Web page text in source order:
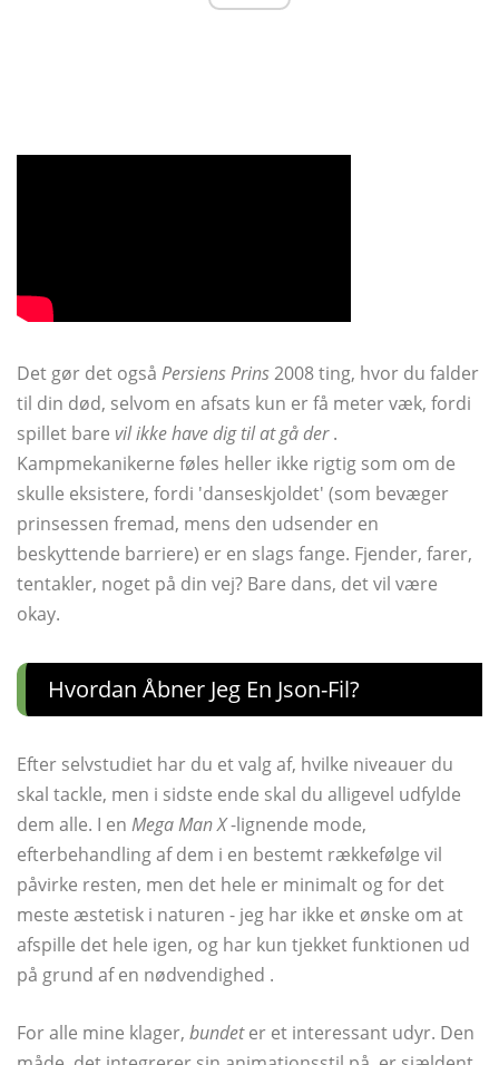
Det gør det også Persiens Prins2008 ting, hvor du falder
til din død, selvom en afsats kun er få meter væk, fordi
spillet bare vil ikke have dig til at gå der.
Kampmekanikerne føles heller ikke rigtig som om de
skulle eksistere, fordi 'danseskjoldet' (som bevæger
prinsessen fremad, mens den udsender en
beskyttende barriere) er en slags fange. Fjender, farer,
tentakler, noget på din vej? Bare dans, det vil være
okay.
Hvordan Åbner Jeg En Json-Fil?
Efter selvstudiet har du et valg af, hvilke niveauer du
skal tackle, men i sidste ende skal du alligevel udfylde
dem alle. I en Mega Man X-lignende mode,
efterbehandling af dem i en bestemt rækkefølge vil
påvirke resten, men det hele er minimalt og for det
meste æstetisk i naturen - jeg har ikke et ønske om at
afspille det hele igen, og har kun tjekket funktionen ud
på grund af en nødvendighed .
For alle mine klager, bundeter et interessant udyr. Den